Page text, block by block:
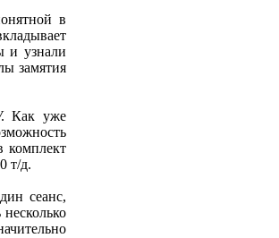
в
и узнали
замятия
Как уже
комплект
т/д.
сеанс,